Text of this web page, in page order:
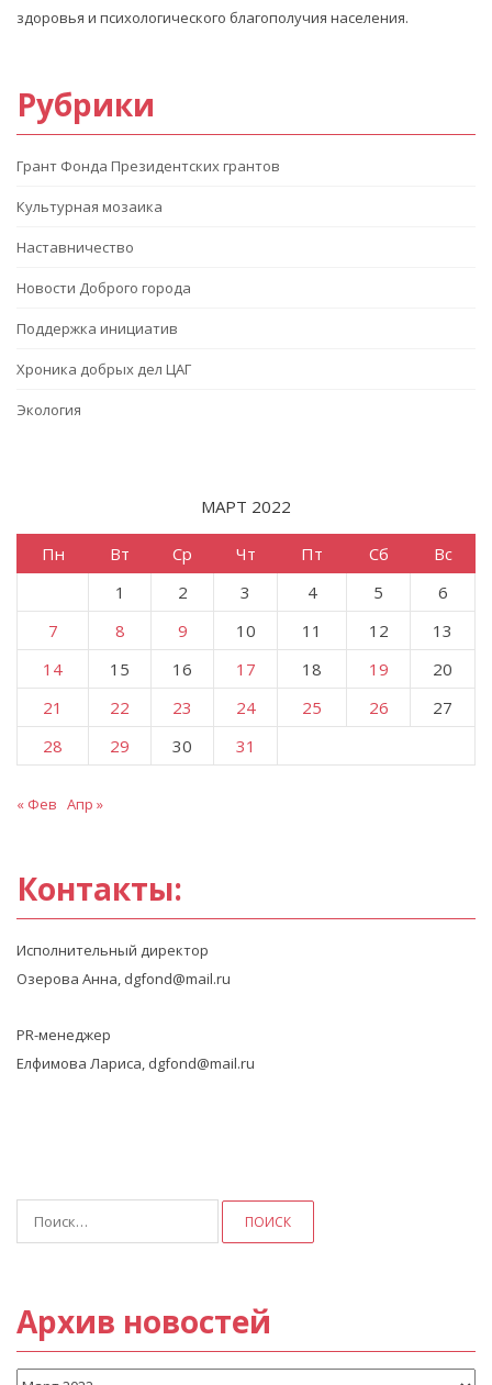
здоровья и психологического благополучия населения.
Рубрики
Грант Фонда Президентских грантов
Культурная мозаика
Наставничество
Новости Доброго города
Поддержка инициатив
Хроника добрых дел ЦАГ
Экология
МАРТ 2022
Пн Вт Ср Чт Пт Сб
Вс
1
2 3 4 5
6
7
8 9 10 11 12
13
14
15 16 17 18 19
20
21
22 23 24 25 26
27
28
29 30 31
« Фев Апр »
Контакты:
Исполнительный директор
Озерова Анна, dgfond@mail.ru
PR-менеджер
Елфимова Лариса, dgfond@mail.ru
Архив новостей
Архив